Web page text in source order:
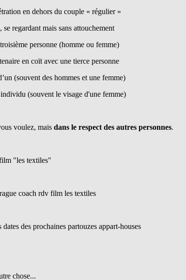
en dehors du couple « régulier »
regardant mais sans attouchement
personne (homme ou femme)
en coït avec une tierce personne
(souvent des hommes et une femme)
(souvent le visage d'une femme)
voulez, mais dans le respect des autres personnes.
"les textiles"
des prochaines partouzes appart-houses
chose...